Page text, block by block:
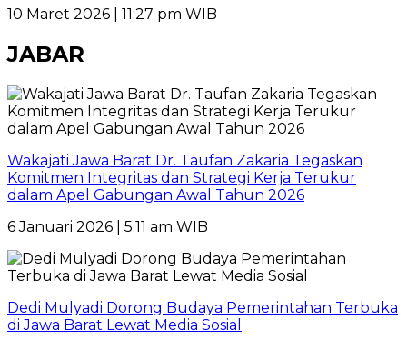
10 Maret 2026 | 11:27 pm WIB
JABAR
Wakajati Jawa Barat Dr. Taufan Zakaria Tegaskan
Komitmen Integritas dan Strategi Kerja Terukur
dalam Apel Gabungan Awal Tahun 2026
6 Januari 2026 | 5:11 am WIB
Dedi Mulyadi Dorong Budaya Pemerintahan Terbuka
di Jawa Barat Lewat Media Sosial